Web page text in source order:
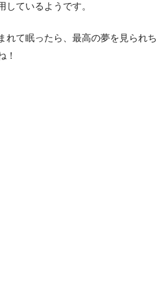
しているようです。
れて眠ったら、最高の夢を見られち
！